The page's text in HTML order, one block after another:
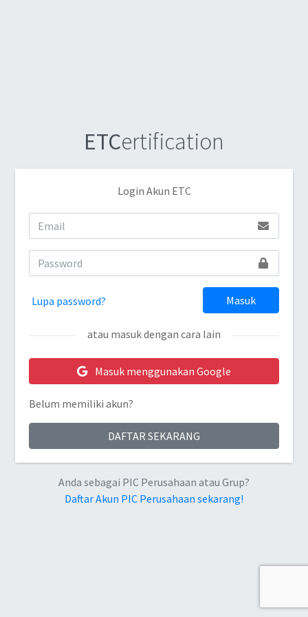
ETCertification
Login Akun ETC
Lupa password? Masuk
atau masuk dengan cara lain
Masuk menggunakan Google
Belum memiliki akun?
DAFTAR SEKARANG
Anda sebagai PIC Perusahaan atau Grup?
Daftar Akun PIC Perusahaan sekarang!